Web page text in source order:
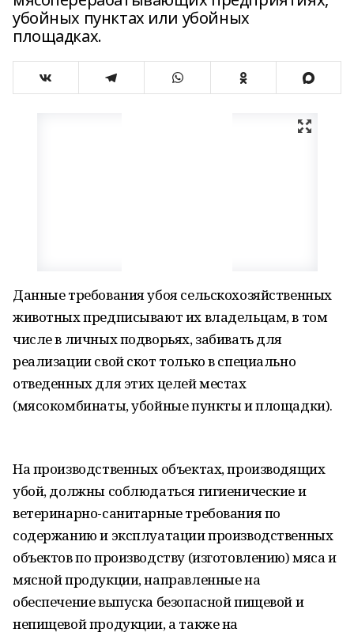
убойных пунктах или убойных
площадках.
Данные требования убоя сельскохозяйственных
животных предписывают их владельцам, в том
числе в личных подворьях, забивать для
реализации свой скот только в специально
отведенных для этих целей местах
(мясокомбинаты, убойные пункты и площадки).
На производственных объектах, производящих
убой, должны соблюдаться гигиенические и
ветеринарно-санитарные требования по
содержанию и эксплуатации производственных
объектов по производству (изготовлению) мяса и
мясной продукции, направленные на
обеспечение выпуска безопасной пищевой и
непищевой продукции, а также на